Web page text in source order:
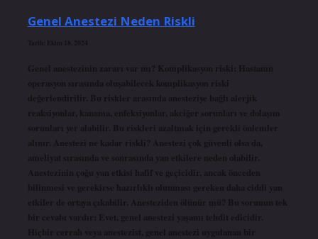
Genel Anestezi Neden Riskli
Tarih: Ekim 18, 2024
Genel anestezinin zararı var mı? Komplikasyon riski: Hastanın
operasyon sırasında oluşabilecek komplikasyon riski
değerlendirilir. Bu riskler arasında anesteziye bağlı alerjik
reaksiyonlar, kanama, enfeksiyonlar, akciğer sorunları ve dolaşım
sorunları yer alabilir. Bu riskleri azaltmak için gerekli önlemler
alınır. Anestezi ne kadar riskli? Anestezi çok güvenli olsa da,
ameliyat sırasında ve sonrasında yan etkilere neden olabilir.
Anestezinin çoğu yan etkisi hafif ve geçicidir, ancak önceden
bilinmesi ve gerekirse hazırlıklı olunması gereken daha ciddi yan
etkiler de ortaya çıkabilir. Anesteziden ölünür mü? Bu sorunun tek
bir cevabı vardır: Evet, genel anestezi yaşamı tehdit edicidir.
Hiçbir cerrah veya anestezist, genel anestezi uygulanan bir